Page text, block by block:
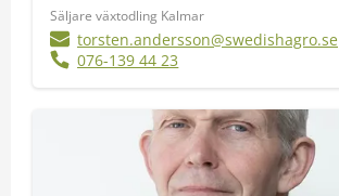
Säljare växtodling Kalmar
torsten.andersson@swedishagro.se
076-139 44 23